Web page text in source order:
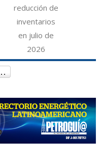
reducción de
inventarios
en julio de
2026